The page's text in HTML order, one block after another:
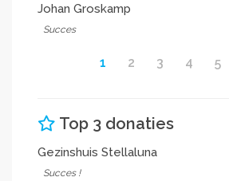
Johan Groskamp
Succes
1 2 3 4 5
Top 3 donaties
Gezinshuis Stellaluna
Succes !